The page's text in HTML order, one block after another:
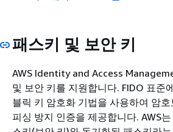
패스키 및 보안 키
AWS Identity and Access
및 보안 키를 지원합니다. FIDO 표준
블릭 키 암호화 기법을 사용하여 암
피싱 방지 인증을 제공합니다. AWS